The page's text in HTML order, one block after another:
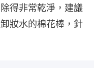
得非常乾淨，建議
妝水的棉花棒，針